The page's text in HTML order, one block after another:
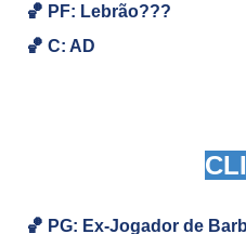
🏀 PF: Lebrão???
🏀 C: AD
🏀 PG: Ex-Jogador de